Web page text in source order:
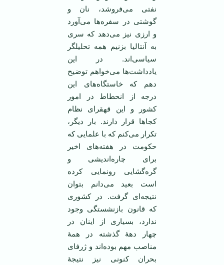
نفتی می‌فروشد، نان و
گوشتی در سفره‌ها می‌آورد
و ارزی نیز می‌دهد که سری
به آنتالیا بزنیم همه تحلیلگر
سیاسی‌اند. در این
یادداشت‌ها می‌خواهم توضیح
دهم که خاستگاه‌های این
درجه از انحطاط در امور
کشور و این قهقرای نظام
کجاها قرار دارند. بار دیگر،
تکرار می‌کنم که با علمایی که
حکومت در هفته‌های اخیر
برای چاره‌اندیشی و
گره‌گشایی رونمایی کرده
است بعید می‌دانم بتوان
نتیجه‌ای گرفت. در کشوری
که قانون بازنشستگی وجود
ندارد، بسیاری از اینان در
چهار دهۀ گذشته در همۀ
مناصب مهم بوده‌اند و ژرفای
بحران کنونی نیز نتیجۀ